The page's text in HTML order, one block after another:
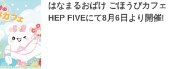
はなまるおばけ ごほうびカフェ
HEP FIVEにて8月6日より開催!